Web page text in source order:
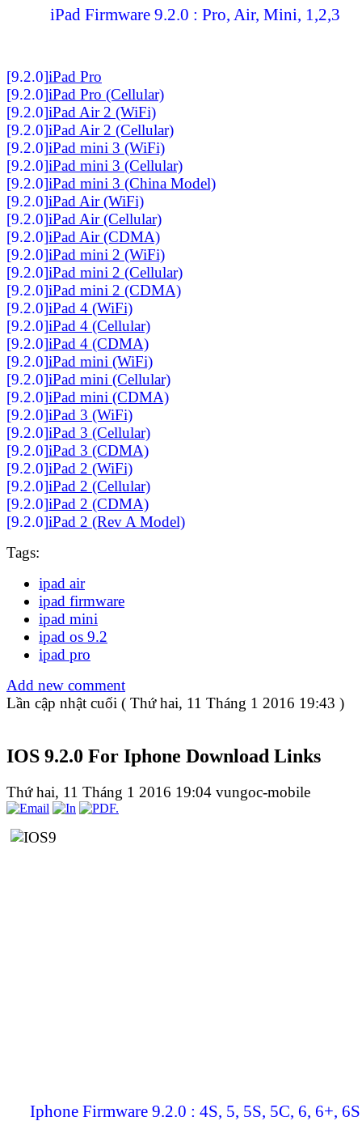
iPad Firmware 9.2.0 : Pro, Air, Mini, 1,2,3
[9.2.0]iPad Pro
[9.2.0]iPad Pro (Cellular)
[9.2.0]iPad Air 2 (WiFi)
[9.2.0]iPad Air 2 (Cellular)
[9.2.0]iPad mini 3 (WiFi)
[9.2.0]iPad mini 3 (Cellular)
[9.2.0]iPad mini 3 (China Model)
[9.2.0]iPad Air (WiFi)
[9.2.0]iPad Air (Cellular)
[9.2.0]iPad Air (CDMA)
[9.2.0]iPad mini 2 (WiFi)
[9.2.0]iPad mini 2 (Cellular)
[9.2.0]iPad mini 2 (CDMA)
[9.2.0]iPad 4 (WiFi)
[9.2.0]iPad 4 (Cellular)
[9.2.0]iPad 4 (CDMA)
[9.2.0]iPad mini (WiFi)
[9.2.0]iPad mini (Cellular)
[9.2.0]iPad mini (CDMA)
[9.2.0]iPad 3 (WiFi)
[9.2.0]iPad 3 (Cellular)
[9.2.0]iPad 3 (CDMA)
[9.2.0]iPad 2 (WiFi)
[9.2.0]iPad 2 (Cellular)
[9.2.0]iPad 2 (CDMA)
[9.2.0]iPad 2 (Rev A Model)
Tags:
ipad air
ipad firmware
ipad mini
ipad os 9.2
ipad pro
Add new comment
Lần cập nhật cuối ( Thứ hai, 11 Tháng 1 2016 19:43 )
IOS 9.2.0 For Iphone Download Links
Thứ hai, 11 Tháng 1 2016 19:04 vungoc-mobile
Iphone Firmware 9.2.0 : 4S, 5, 5S, 5C, 6, 6+, 6S